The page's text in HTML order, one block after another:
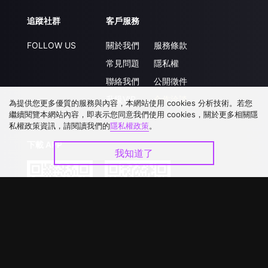
追蹤社群
FOLLOW US
客戶服務
關於我們
常見問題
聯絡我們
升級VIP
服務條款
隱私權
公開徵件
合作洽談
下載 APP
為提供您更多優質的服務與內容，本網站使用 cookies 分析技術。若您
繼續閱覽本網站內容，即表示您同意我們使用 cookies，關於更多相關隱
私權政策資訊，請閱讀我們的隱私權政策。
我知道了